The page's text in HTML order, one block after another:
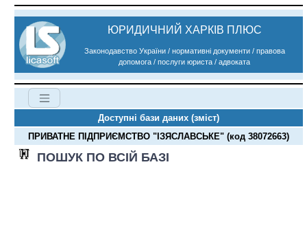
ЮРИДИЧНИЙ ХАРКІВ ПЛЮС
Законодавство України / нормативні документи / правова
допомога / послуги юриста / адвоката
Доступні бази даних (зміст)
ПРИВАТНЕ ПІДПРИЄМСТВО "ІЗЯСЛАВСЬКЕ" (код 38072663)
ПОШУК ПО ВСІЙ БАЗІ